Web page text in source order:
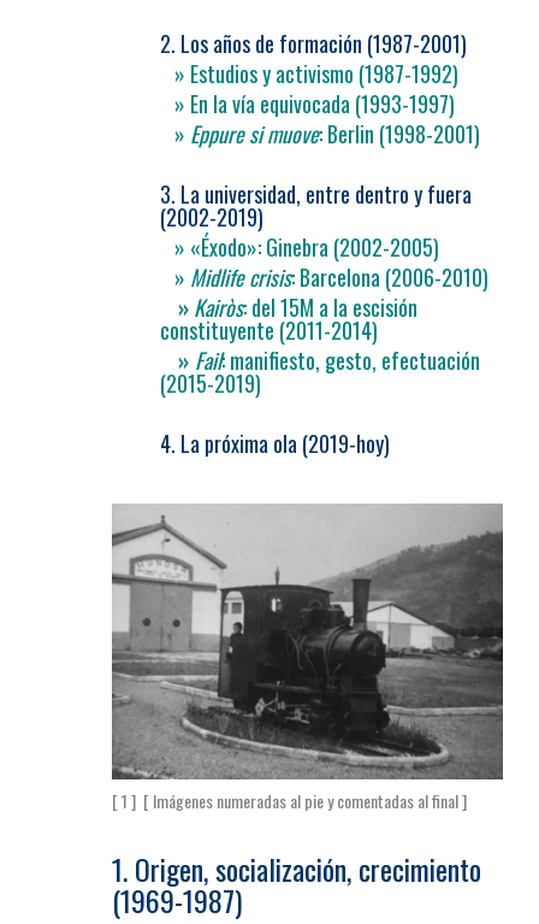
2. Los años de formación (1987-2001)
» Estudios y activismo (1987-1992)
» En la vía equivocada (1993-1997)
» Eppure si muove: Berlin (1998-2001)
3. La universidad, entre dentro y fuera
(2002-2019)
» «Éxodo»: Ginebra (2002-2005)
» Midlife crisis: Barcelona (2006-2010)
» Kairòs: del 15M a la escisión
constituyente (2011-2014)
» Fail: manifiesto, gesto, efectuación
(2015-2019)
4. La próxima ola (2019-hoy)
[ 1 ] [ Imágenes numeradas al pie y comentadas al final ]
1. Origen, socialización, crecimiento
(1969-1987)